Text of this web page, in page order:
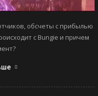
обсчеты с прибылью
с Bungie и причем